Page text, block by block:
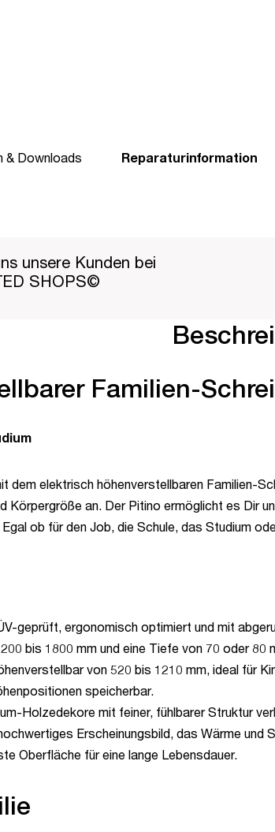
& Downloads Reparaturinformation
unsere Kunden bei
SHOPS©
Familien-
dem elektrisch höhenverstellbaren
Körpergröße an. Der Pitino ermöglicht es Dir
ob für den Job, die Schule, das Studium
geprüft, ergonomisch optimiert und mit
bis 1800 mm und eine Tiefe von 70 oder
von 520 bis 1210 mm, ideal für
speicherbar.
Holzedekore mit feiner, fühlbarer Struktur
Erscheinungsbild, das Wärme und
Oberfläche für eine lange Lebensdauer.